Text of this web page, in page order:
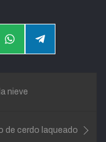
CompartirCompartir
nieve
de cerdo laqueado